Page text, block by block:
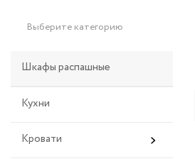
Выберите категорию
Шкафы распашные
Кухни
Кровати